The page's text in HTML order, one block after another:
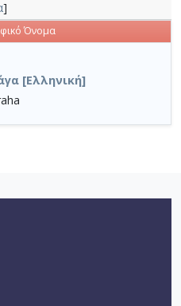
]
Όνομα
[Ελληνική]